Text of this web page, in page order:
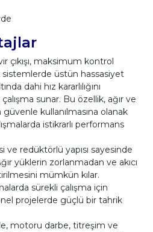
çıkışı, maksimum kontrol
üstün hassasiyet
dahi hız kararlılığını
çalışma sunar. Bu özellik, ağır ve
güvenle kullanılmasına olanak
istikrarlı performans
ve redüktörlü yapısı sayesinde
yüklerin zorlanmadan ve akıcı
mümkün kılar.
sürekli çalışma için
projelerde güçlü bir tahrik
motoru darbe, titreşim ve